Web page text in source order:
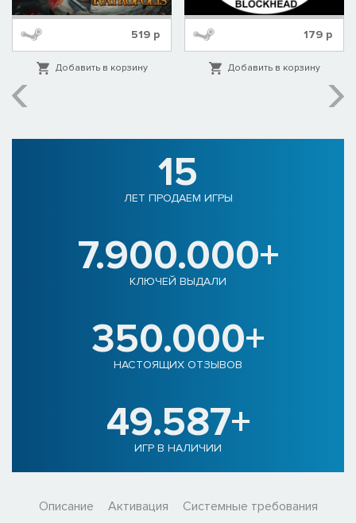
519р
Добавить в корзину
179р
Добавить в корзину
15
ЛЕТ ПРОДАЕМ ИГРЫ
7.900.000+
КЛЮЧЕЙ ВЫДАЛИ
350.000+
НАСТОЯЩИХ ОТЗЫВОВ
49.587+
ИГР В НАЛИЧИИ
Описание Активация Системные требования